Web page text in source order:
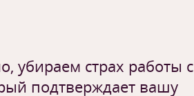
убираем страх работы с
подтверждает вашу